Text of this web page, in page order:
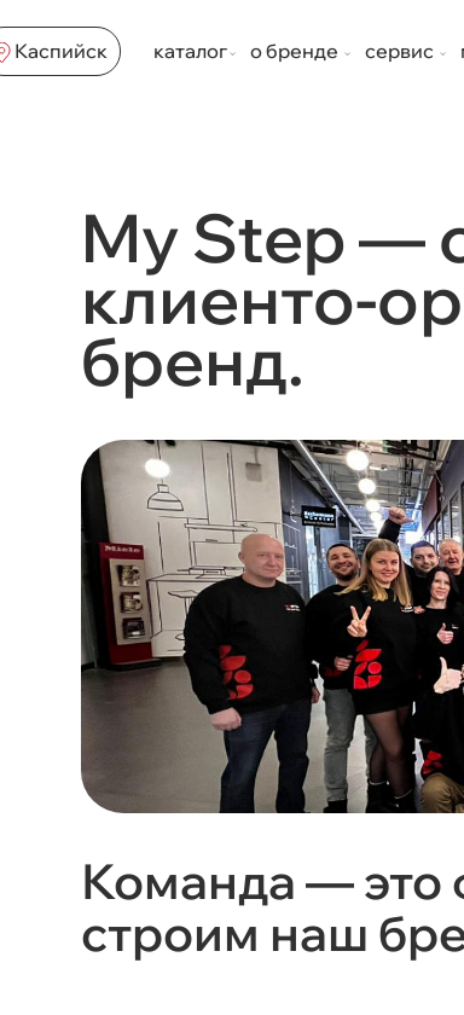
Каспийск каталог о бренде сервис
My Step —
клиенто-
бренд.
Команда — это
строим наш